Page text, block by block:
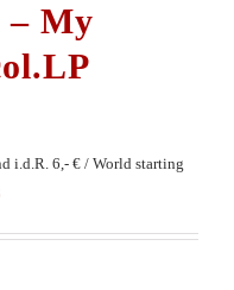
– My
i.d.R. 6,- € / World starting